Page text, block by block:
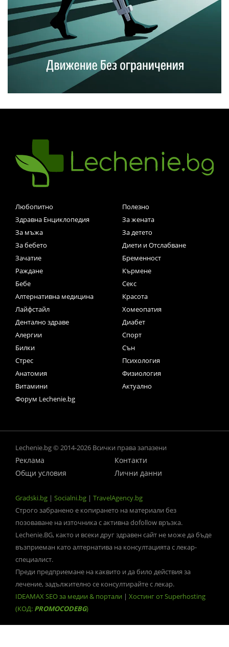
Любопитно
Полезно
Здравна Енциклопедия
За жената
За мъжа
За детето
За бебето
Диети и Отслабване
Зачатие
Бременност
Раждане
Кърмене
Бебе
Секс
Алтернативна медицина
Красота
Лайфстайл
Хомеопатия
Дентално здраве
Диабет
Алергии
Спорт
Билки
Сън
Стрес
Психология
Анатомия
Физиология
Витамини
Актуално
Форум Lechenie.bg
Lechenie.bg © 2014-2026 Всички права запазени
Реклама
Контакти
Общи условия
Лични данни
Gradski.bg | Socialni.bg | TravelAgency.bg
Строго забранено е копирането на материали без
позоваване на източника с активна dofollow връзка.
Lechenie.BG, както и всеки друг здравен сайт не може да бъде
възприеман като алтернатива на консултацията с лекар-
специалист.
Преди предприемане на каквито и да било действия за
лечение, задължително се консултирайте с лекар.
IDEAMAX SEO за медии & портали | Хостинг от Superhosting
(КОД: PROMOCODEBG)